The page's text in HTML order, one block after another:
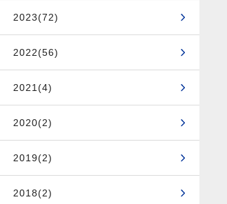
2023(72)
2022(56)
2021(4)
2020(2)
2019(2)
2018(2)